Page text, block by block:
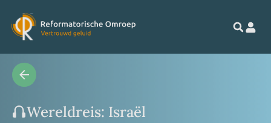
Wereldreis: Israël